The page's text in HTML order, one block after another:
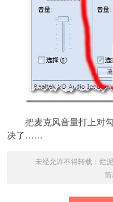
把麦克风音量打上对
决了……
未经允许不得转载： 烂